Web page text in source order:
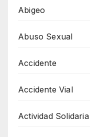
Abigeo
Abuso Sexual
Accidente
Accidente Vial
Actividad Solidaria